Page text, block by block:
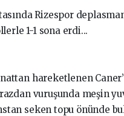
Rizespor
1-1 sona erdi...
hareketlenen
vuruşunda meşin
seken topu önünde